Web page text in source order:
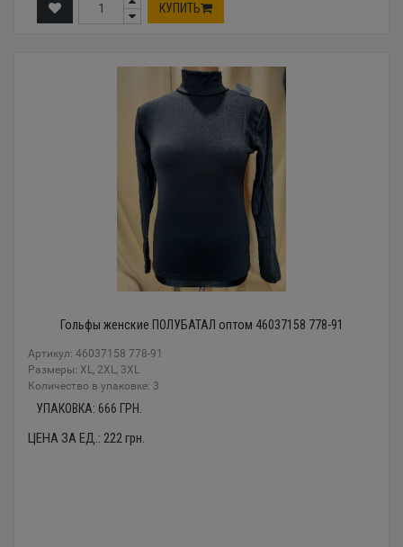
КУПИТЬ
Гольфы женские ПОЛУБАТАЛ оптом 46037158 778-91
Артикул: 46037158 778-91
Размеры: XL, 2XL, 3XL
Количество в упаковке: 3
УПАКОВКА: 666 ГРН.
ЦЕНА ЗА ЕД.: 222грн.